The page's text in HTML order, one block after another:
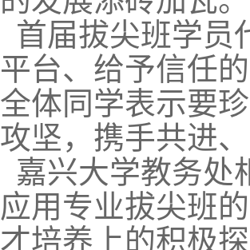
首届拔尖班学员
平台、给予信任
全体同学表示要
攻坚，携手共进
嘉兴大学教务处
应用专业拔尖班
才培养上的积极